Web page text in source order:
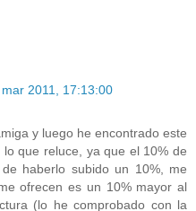
2011, 17:13:00
y luego he encontrado este
que reluce, ya que el 10% de
haberlo subido un 10%, me
ofrecen es un 10% mayor al
(lo he comprobado con la